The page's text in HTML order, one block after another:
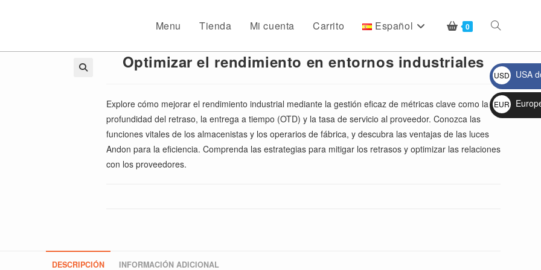
Menu Tienda Mi cuenta Carrito Español 0 Alternar
búsqueda
Optimizar el rendimiento en entornos industriales
Explore cómo mejorar el rendimiento industrial mediante la gestión eficaz de métricas clave como la
profundidad del retraso, la entrega a tiempo (OTD) y la tasa de servicio al proveedor. Conozca las
funciones vitales de los almacenistas y los operarios de fábrica, y descubra las ventajas de las luces
Andon para la eficiencia. Comprenda las estrategias para mitigar los retrasos y optimizar las relaciones
con los proveedores.
DESCRIPCIÓN INFORMACIÓN ADICIONAL
USD
$
USA
EUR
€